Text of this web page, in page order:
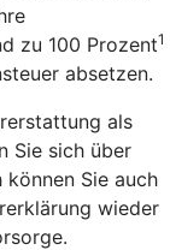
zu 100 Prozent1
absetzen.
als
Sie sich über
Sie auch
wieder